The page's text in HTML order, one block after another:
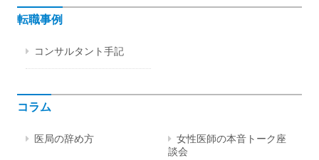
転職事例
コンサルタント手記
コラム
医局の辞め方
女性医師の本音トーク座
談会